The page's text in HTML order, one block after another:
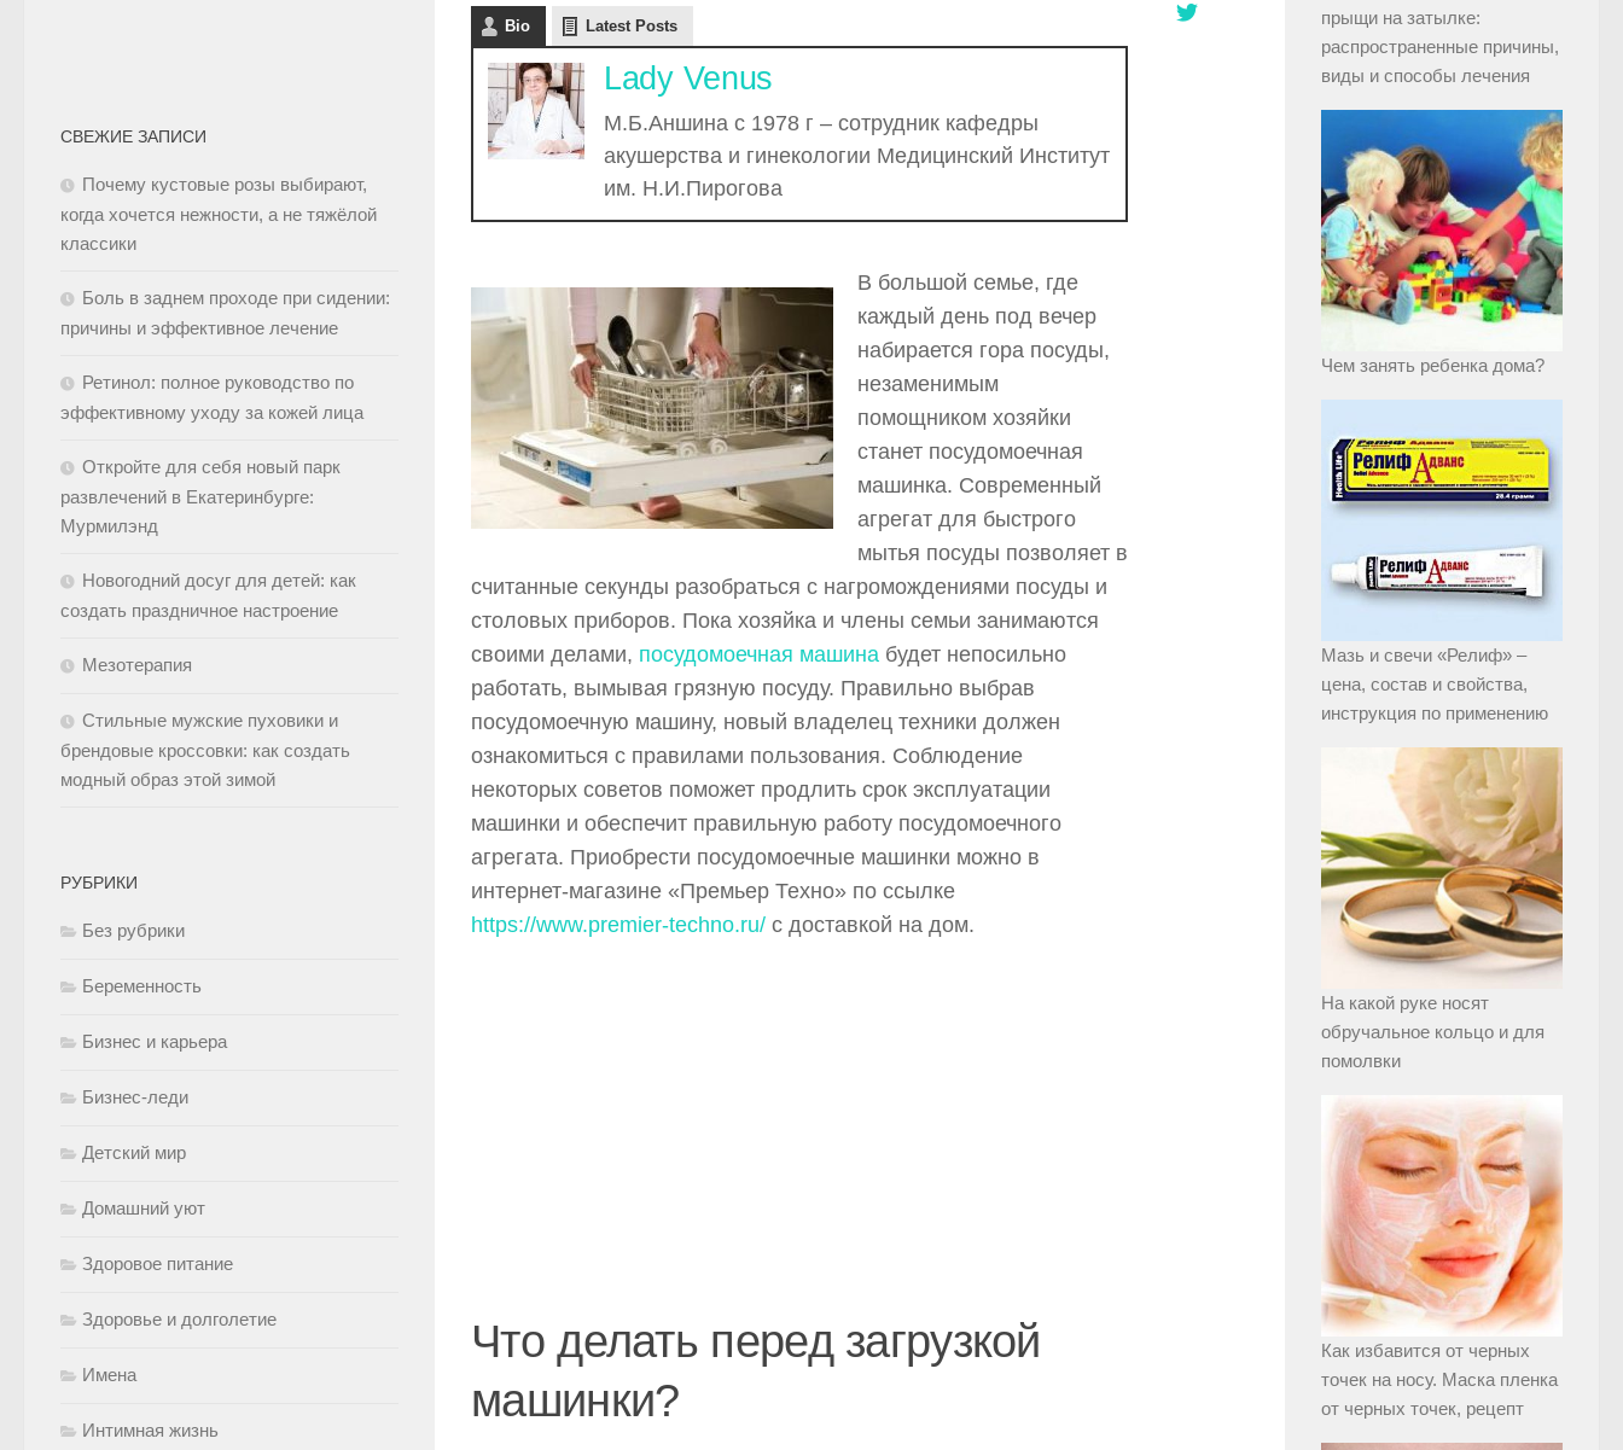
Bio Latest Posts
Lady Venus
М.Б.Аншина с 1978 г – сотрудник кафедры
акушерства и гинекологии Медицинский Институт
им. Н.И.Пирогова
В большой семье, где
каждый день под вечер
набирается гора посуды,
незаменимым
помощником хозяйки
станет посудомоечная
машинка. Современный
агрегат для быстрого
мытья посуды позволяет в
считанные секунды разобраться с нагромождениями посуды и
столовых приборов. Пока хозяйка и члены семьи занимаются
своими делами, посудомоечная машина будет непосильно
работать, вымывая грязную посуду. Правильно выбрав
посудомоечную машину, новый владелец техники должен
ознакомиться с правилами пользования. Соблюдение
некоторых советов поможет продлить срок эксплуатации
машинки и обеспечит правильную работу посудомоечного
агрегата. Приобрести посудомоечные машинки можно в
интернет-магазине «Премьер Техно» по ссылке
https://www.premier-techno.ru/ с доставкой на дом.
Что делать перед загрузкой
машинки?
СВЕЖИЕ ЗАПИСИ
Почему кустовые розы выбирают,
когда хочется нежности, а не тяжёлой
классики
Боль в заднем проходе при сидении:
причины и эффективное лечение
Ретинол: полное руководство по
эффективному уходу за кожей лица
Откройте для себя новый парк
развлечений в Екатеринбурге:
Мурмилэнд
Новогодний досуг для детей: как
создать праздничное настроение
Мезотерапия
Стильные мужские пуховики и
брендовые кроссовки: как создать
модный образ этой зимой
РУБРИКИ
Без рубрики
Беременность
Бизнес и карьера
Бизнес-леди
Детский мир
Домашний уют
Здоровое питание
Здоровье и долголетие
Имена
Интимная жизнь
прыщи на затылке:
распространенные причины,
виды и способы лечения
Чем занять ребенка дома?
Мазь и свечи «Релиф» –
цена, состав и свойства,
инструкция по применению
На какой руке носят
обручальное кольцо и для
помолвки
Как избавится от черных
точек на носу. Маска пленка
от черных точек, рецепт